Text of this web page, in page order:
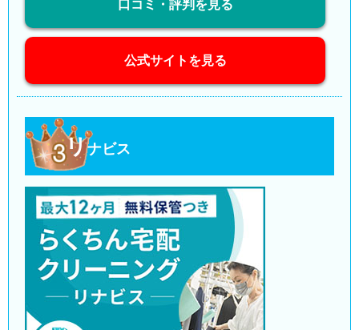
口コミ・評判を見る
公式サイトを見る
リナビス